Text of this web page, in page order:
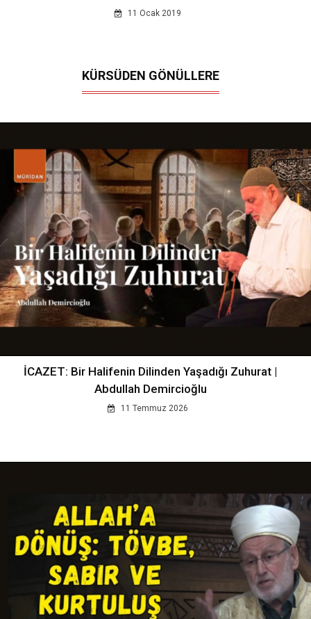
11 Ocak 2019
KÜRSÜDEN GÖNÜLLERE
İCAZET: Bir Halifenin Dilinden Yaşadığı Zuhurat |
Abdullah Demircioğlu
11 Temmuz 2026